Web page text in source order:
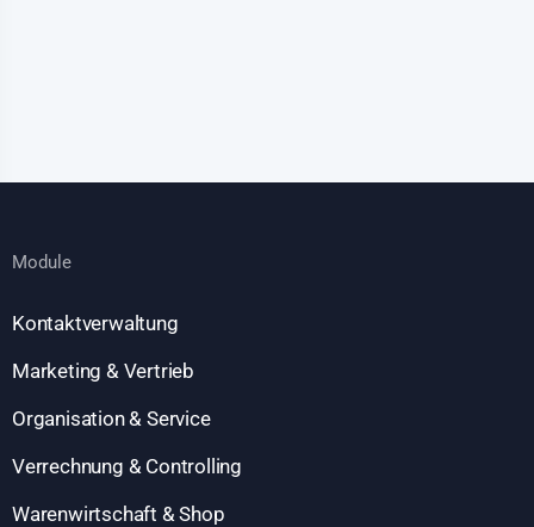
Module
Kontaktverwaltung
Marketing & Vertrieb
Organisation & Service
Verrechnung & Controlling
Warenwirtschaft & Shop